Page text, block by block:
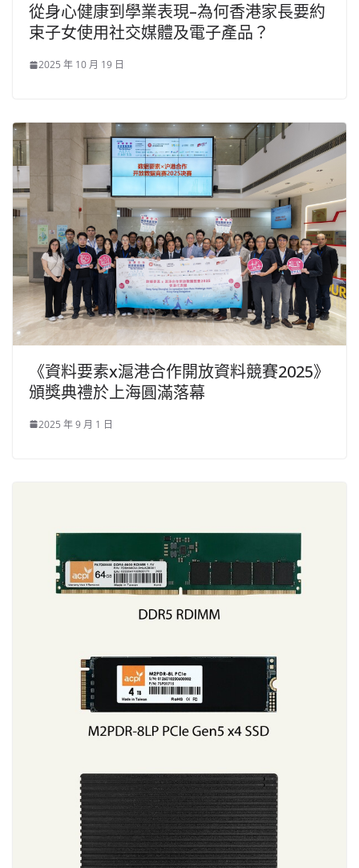
從身心健康到學業表現–為何香港家長要約
束子女使用社交媒體及電子產品？
2025 年 10 月 19 日
《資料要素x滬港合作開放資料競賽2025》
頒獎典禮於上海圓滿落幕
2025 年 9 月 1 日